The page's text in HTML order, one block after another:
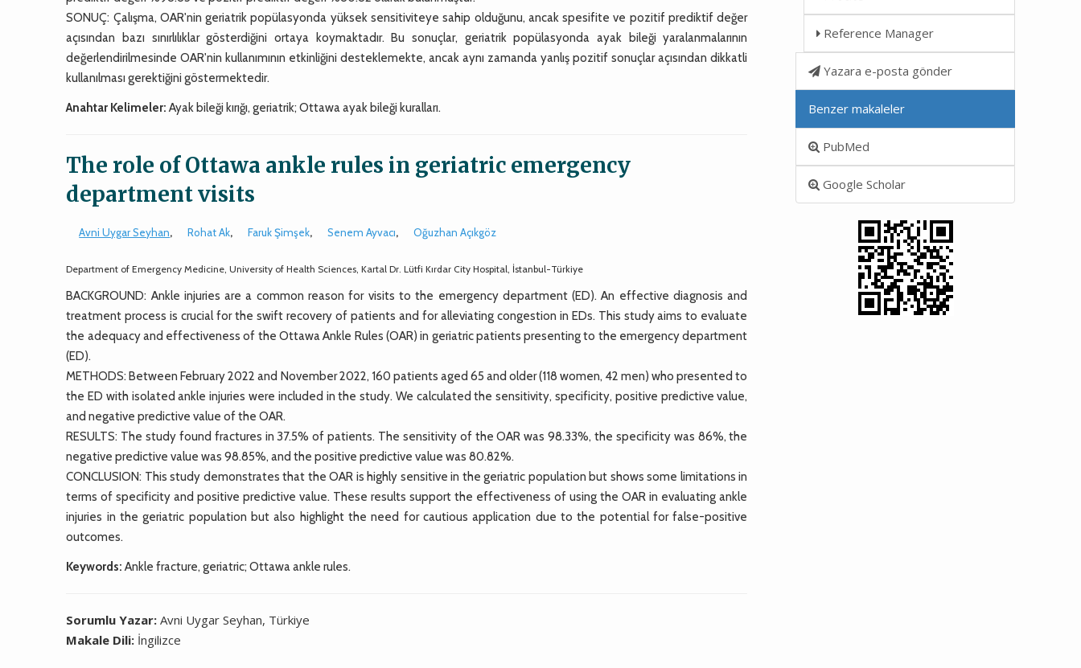
SONUÇ: Çalışma, OAR'nin geriatrik popülasyonda yüksek sensitiviteye sahip olduğunu, ancak spesifite ve pozitif prediktif değer
açısından bazı sınırlılıklar gösterdiğini ortaya koymaktadır. Bu sonuçlar, geriatrik popülasyonda ayak bileği yaralanmalarının
değerlendirilmesinde OAR'nin kullanımının etkinliğini desteklemekte, ancak aynı zamanda yanlış pozitif sonuçlar açısından dikkatli
kullanılması gerektiğini göstermektedir.
Anahtar Kelimeler: Ayak bileği kırığı, geriatrik; Ottawa ayak bileği kuralları.
The role of Ottawa ankle rules in geriatric emergency
department visits
Avni Uygar Seyhan, Rohat Ak, Faruk Şimşek, Senem Ayvacı, Oğuzhan Açıkgöz
Department of Emergency Medicine, University of Health Sciences, Kartal Dr. Lütfi Kırdar City Hospital, İstanbul-Türkiye
BACKGROUND: Ankle injuries are a common reason for visits to the emergency department (ED). An effective diagnosis and
treatment process is crucial for the swift recovery of patients and for alleviating congestion in EDs. This study aims to evaluate
the adequacy and effectiveness of the Ottawa Ankle Rules (OAR) in geriatric patients presenting to the emergency department
(ED).
METHODS: Between February 2022 and November 2022, 160 patients aged 65 and older (118 women, 42 men) who presented to
the ED with isolated ankle injuries were included in the study. We calculated the sensitivity, specificity, positive predictive value,
and negative predictive value of the OAR.
RESULTS: The study found fractures in 37.5% of patients. The sensitivity of the OAR was 98.33%, the specificity was 86%, the
negative predictive value was 98.85%, and the positive predictive value was 80.82%.
CONCLUSION: This study demonstrates that the OAR is highly sensitive in the geriatric population but shows some limitations in
terms of specificity and positive predictive value. These results support the effectiveness of using the OAR in evaluating ankle
injuries in the geriatric population but also highlight the need for cautious application due to the potential for false-positive
outcomes.
Keywords: Ankle fracture, geriatric; Ottawa ankle rules.
Sorumlu Yazar:Avni Uygar Seyhan, Türkiye
Makale Dili: İngilizce
Reference Manager
Yazara e-posta gönder
Benzer makaleler
PubMed
Google Scholar